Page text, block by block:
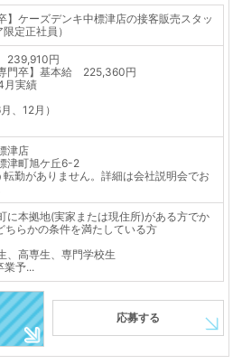
】ケーズデンキ中標津店の接客販売スタッ
定正社員）
239,910円
専門卒】基本給 225,360円
月実績
、12月）
津店
津町旭ケ丘6-2
勤がありません。詳細は会社説明会でお
に本拠地(実家または現住所)がある方でか
らかの条件を満たしている方
、高専生、専門学校生
予...
応募する